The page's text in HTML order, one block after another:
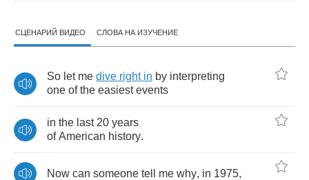
СЦЕНАРИЙ ВИДЕО СЛОВА НА ИЗУЧЕНИЕ
So let me dive right in by interpreting
one of the easiest events
in the last20 years
of American history.
Now can someone tell me why, in 1975,